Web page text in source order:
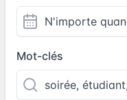
Mot-clés